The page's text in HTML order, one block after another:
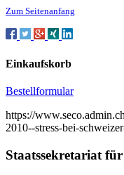
Zum Seitenanfang
Einkaufskorb
Bestellformular
https://
2010--stress-bei-
Staatssekretariat